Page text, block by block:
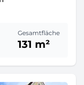
Gesamtfläche
131 m²